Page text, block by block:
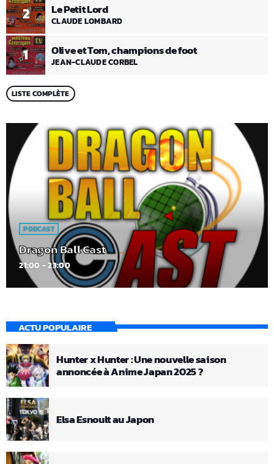
1 Olive et Tom, champions de foot
JEAN-CLAUDE CORBEL
2 Le Petit Lord
CLAUDE LOMBARD
LISTE COMPLÈTE
PODCAST
Dragon Ball Cast
21:00 - 23:00
ACTU POPULAIRE
Hunter x Hunter : Une nouvelle saison
annoncée à Anime Japan 2025 ?
Elsa Esnoult au Japon